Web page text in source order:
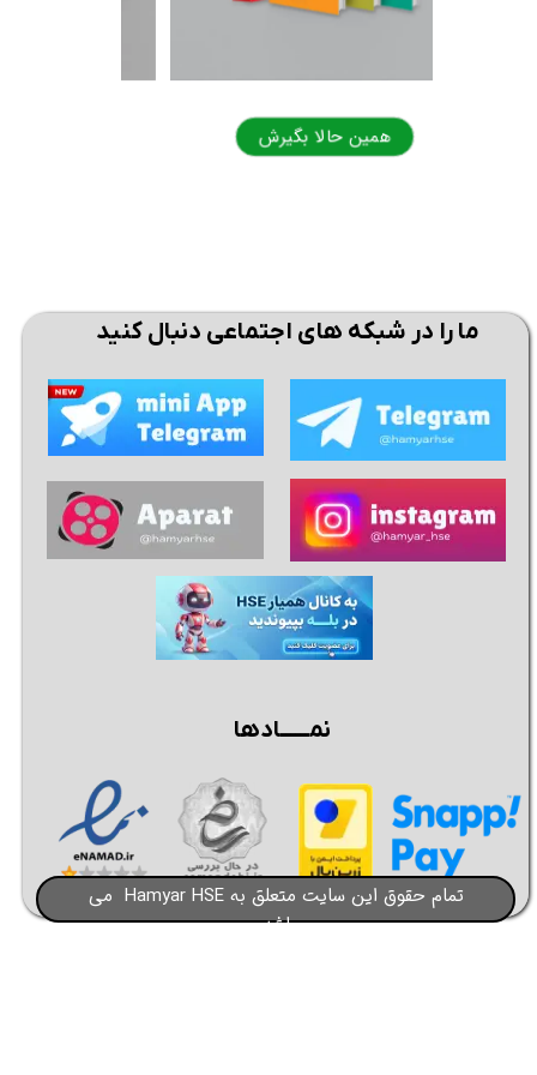
همین حالا بگیرش
تمام حقوق این سایت متعلق به Hamyar HSE می
باشد​​​​​​​
ما را در شبکه های اجتماعی دنبال کنید
نمــــــادها